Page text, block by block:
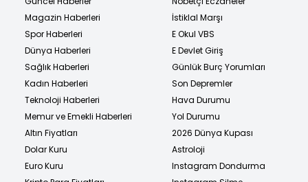
Magazin Haberleri
Spor Haberleri
Dünya Haberleri
Sağlık Haberleri
Kadın Haberleri
Teknoloji Haberleri
Memur ve Emekli Haberleri
Altın Fiyatları
Dolar Kuru
Euro Kuru
İstiklal Marşı
E Okul VBS
E Devlet Giriş
Günlük Burç Yorumları
Son Depremler
Hava Durumu
Yol Durumu
2026 Dünya Kupası
Astroloji
Instagram Dondurma